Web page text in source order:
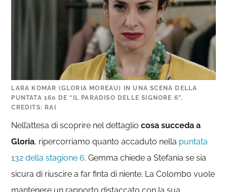
LARA KOMAR (GLORIA MOREAU) IN UNA SCENA DELLA
PUNTATA 160 DE “IL PARADISO DELLE SIGNORE 6”.
CREDITS: RAI
Nell’attesa di scoprire nel dettagliocosa succeda a
Gloria, ripercorriamo quanto accaduto nella puntata
132 della stagione 6. Gemma chiede a Stefania se sia
sicura di riuscire a far finta di niente. La Colombo vuole